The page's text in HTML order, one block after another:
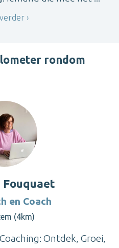
rondom
en Coach
(4km)
Ontdek, Groei,